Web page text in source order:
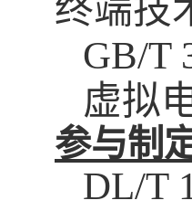
终端技
GB/T
虚拟
参与制
DL/T